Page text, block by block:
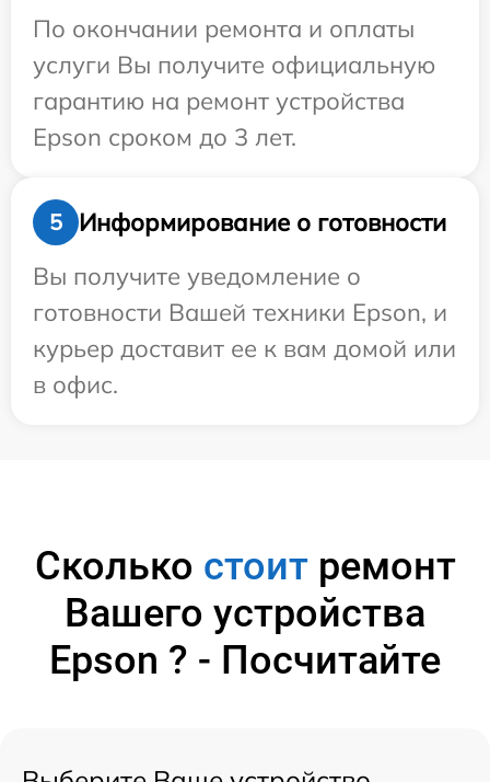
По окончании ремонта и оплаты
услуги Вы получите официальную
гарантию на ремонт устройства
Epson сроком до 3 лет.
5
Информирование о готовности
Вы получите уведомление о
готовности Вашей техники Epson, и
курьер доставит ее к вам домой или
в офис.
Сколько стоитремонт
Вашего устройства
Epson ? - Посчитайте